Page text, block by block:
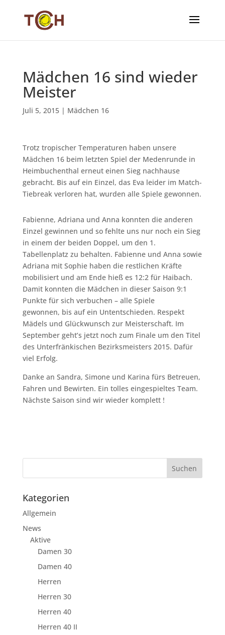
Mädchen 16 sind wieder
Meister
Juli 5, 2015| Mädchen 16
Trotz tropischer Temperaturen haben unsere
Mädchen 16 beim letzten Spiel der Medenrunde in
Heimbuchenthal erneut einen Sieg nachhause
gebracht. Bis auf ein Einzel, das Eva leider im Match-
Tiebreak verloren hat, wurden alle Spiele gewonnen.
Fabienne, Adriana und Anna konnten die anderen
Einzel gewinnen und so fehlte uns nur noch ein Sieg
in einem der beiden Doppel, um den 1.
Tabellenplatz zu behalten. Fabienne und Anna sowie
Adriana mit Sophie haben die restlichen Kräfte
mobilisiert und am Ende hieß es 12:2 für Haibach.
Damit konnten die Mädchen in dieser Saison 9:1
Punkte für sich verbuchen – alle Spiele
gewonnen, bis auf ein Untentschieden. Respekt
Mädels und Glückwunsch zur Meisterschaft. Im
September geht’s jetzt noch zum Finale um den Titel
des Unterfränkischen Bezirksmeisters 2015. Dafür
viel Erfolg.
Danke an Sandra, Simone und Karina fürs Betreuen,
Fahren und Bewirten. Ein tolles eingespieltes Team.
Nächste Saison sind wir wieder komplett !
Kategorien
Allgemein
News
Aktive
Damen 30
Damen 40
Herren
Herren 30
Herren 40
Herren 40 II